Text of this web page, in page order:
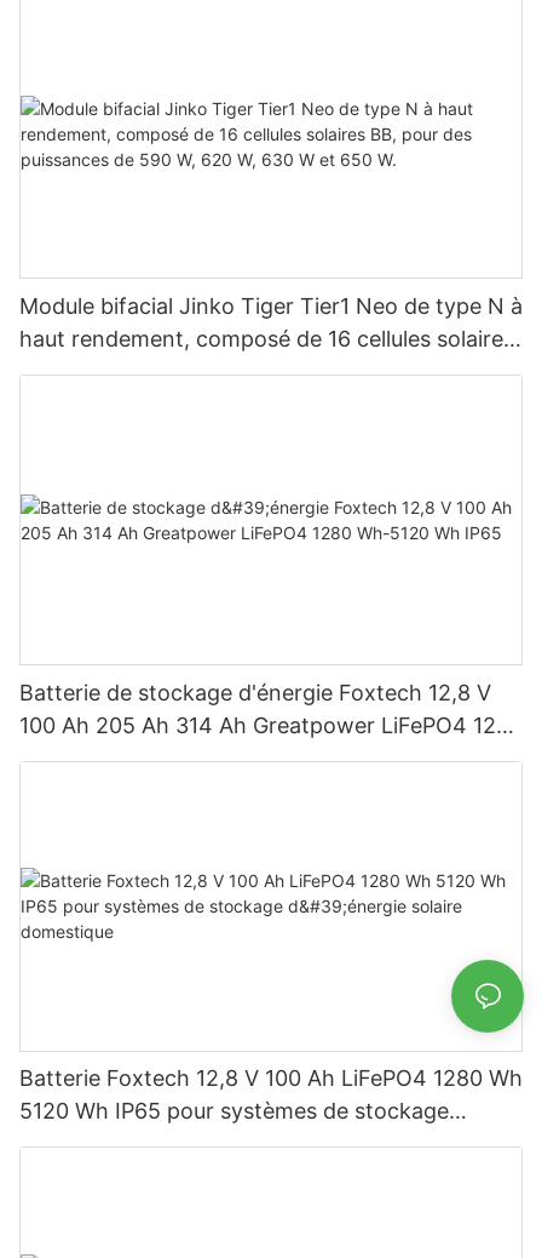
Module bifacial Jinko Tiger Tier1 Neo de type N à
haut rendement, composé de 16 cellules solaires
BB, pour des puissances de 590 W, 620 W, 630
Batterie de stockage d'énergie Foxtech 12,8 V
100 Ah 205 Ah 314 Ah Greatpower LiFePO4 1280
Wh-5120 Wh IP65
Batterie Foxtech 12,8 V 100 Ah LiFePO4 1280 Wh
5120 Wh IP65 pour systèmes de stockage
d'énergie solaire domestique